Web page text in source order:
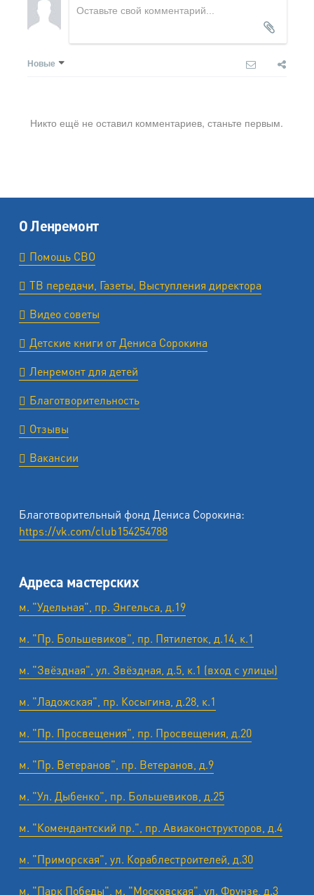
Новые
Никто ещё не оставил комментариев, станьте первым.
О Ленремонт
Помощь СВО
ТВ передачи, Газеты, Выступления директора
Видео советы
Детские книги от Дениса Сорокина
Ленремонт для детей
Благотворительность
Отзывы
Вакансии
Благотворительный фонд Дениса Сорокина:
https://vk.com/club154254788
Адреса мастерских
м. "Удельная", пр. Энгельса, д.19
м. "Пр. Большевиков", пр. Пятилеток, д.14, к.1
м. "Звёздная", ул. Звёздная, д.5, к.1 (вход с улицы)
м. "Ладожская", пр. Косыгина, д.28, к.1
м. "Пр. Просвещения", пр. Просвещения, д.20
м. "Пр. Ветеранов", пр. Ветеранов, д.9
м. "Ул. Дыбенко", пр. Большевиков, д.25
м. "Комендантский пр.", пр. Авиаконструкторов, д.4
м. "Приморская", ул. Кораблестроителей, д.30
м. "Парк Победы", м. "Московская", ул. Фрунзе, д.3